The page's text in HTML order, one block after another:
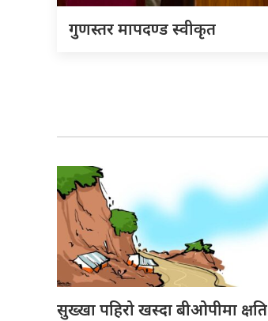
गुणस्तर मापदण्ड स्वीकृत
सुख्खा पहिरो खस्दा बीओपीमा क्षति